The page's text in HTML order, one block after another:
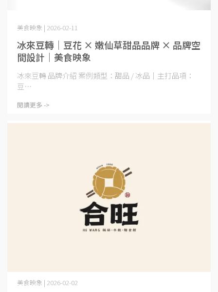
冰來豆轉｜豆花 × 嫩仙草甜品品牌 × 品牌空
間設計｜美食映象
美食映象 | 2026-02-11
冰來豆轉 品牌介紹 案例類型：甜品 / 冰品｜主打品項：
豆⋯
閱讀更多 ->
美食映象 | 2026-02-02